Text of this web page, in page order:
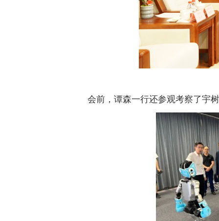
会前，谭森一行还参观考察了宇